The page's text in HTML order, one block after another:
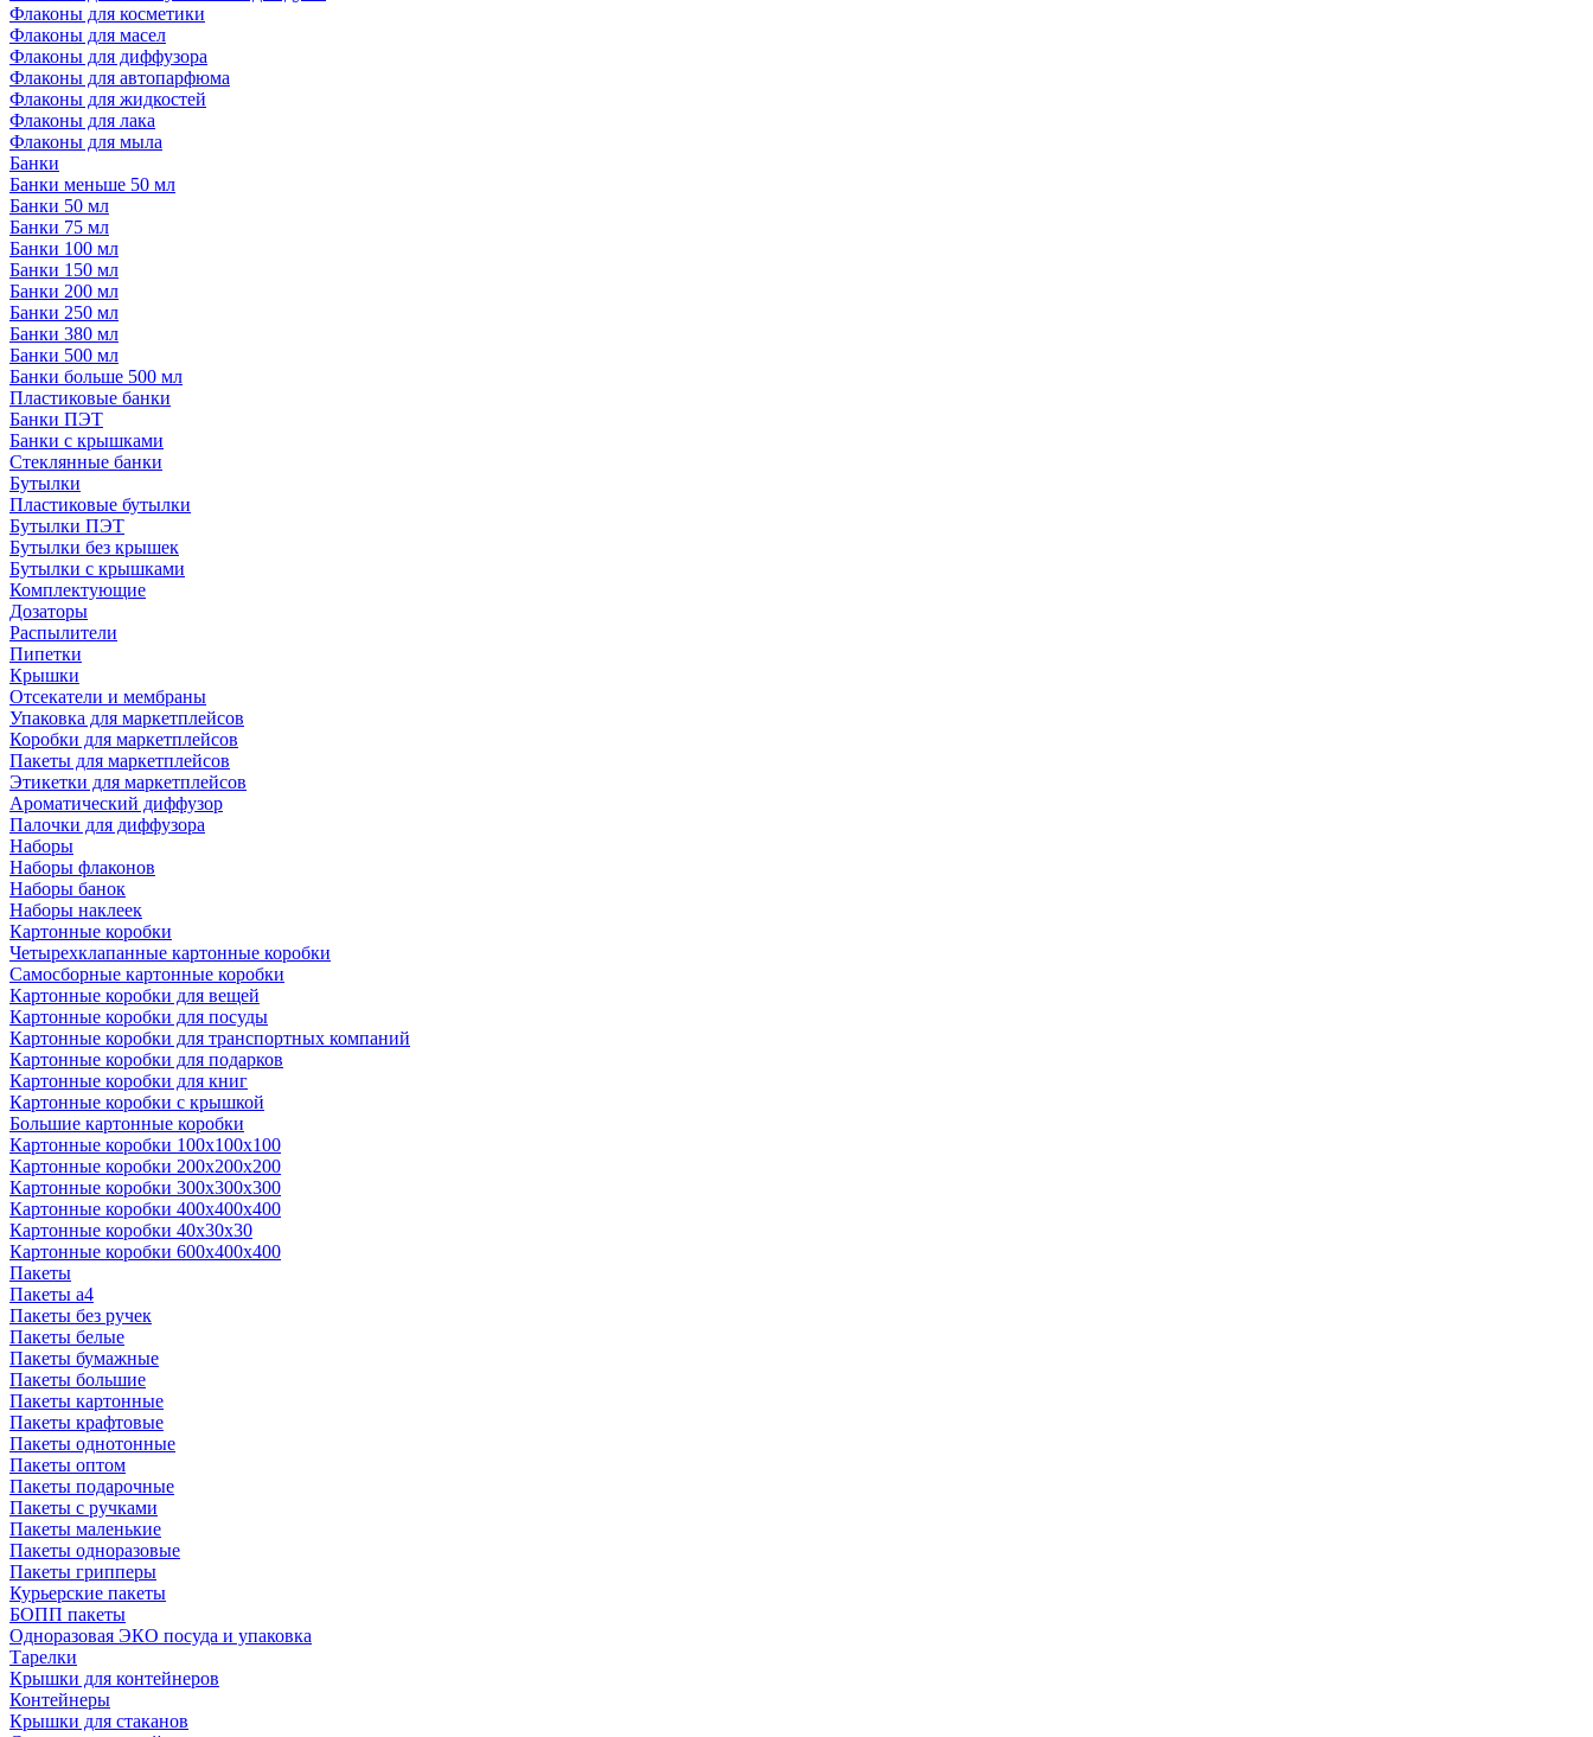
Флаконы для косметики
Флаконы для масел
Флаконы для диффузора
Флаконы для автопарфюма
Флаконы для жидкостей
Флаконы для лака
Флаконы для мыла
Банки
Банки меньше 50 мл
Банки 50 мл
Банки 75 мл
Банки 100 мл
Банки 150 мл
Банки 200 мл
Банки 250 мл
Банки 380 мл
Банки 500 мл
Банки больше 500 мл
Пластиковые банки
Банки ПЭТ
Банки с крышками
Стеклянные банки
Бутылки
Пластиковые бутылки
Бутылки ПЭТ
Бутылки без крышек
Бутылки с крышками
Комплектующие
Дозаторы
Распылители
Пипетки
Крышки
Отсекатели и мембраны
Упаковка для маркетплейсов
Коробки для маркетплейсов
Пакеты для маркетплейсов
Этикетки для маркетплейсов
Ароматический диффузор
Палочки для диффузора
Наборы
Наборы флаконов
Наборы банок
Наборы наклеек
Картонные коробки
Четырехклапанные картонные коробки
Самосборные картонные коробки
Картонные коробки для вещей
Картонные коробки для посуды
Картонные коробки для транспортных компаний
Картонные коробки для подарков
Картонные коробки для книг
Картонные коробки с крышкой
Большие картонные коробки
Картонные коробки 100x100x100
Картонные коробки 200x200x200
Картонные коробки 300x300x300
Картонные коробки 400x400x400
Картонные коробки 40x30x30
Картонные коробки 600x400x400
Пакеты
Пакеты а4
Пакеты без ручек
Пакеты белые
Пакеты бумажные
Пакеты большие
Пакеты картонные
Пакеты крафтовые
Пакеты однотонные
Пакеты оптом
Пакеты подарочные
Пакеты с ручками
Пакеты маленькие
Пакеты одноразовые
Пакеты грипперы
Курьерские пакеты
БОПП пакеты
Одноразовая ЭКО посуда и упаковка
Тарелки
Крышки для контейнеров
Контейнеры
Крышки для стаканов